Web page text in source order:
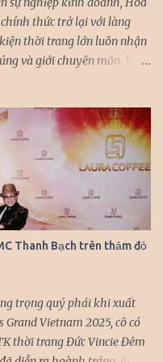
thức trở lại với làng
thời trang lớn luôn nhận
và giới chuyên môn. Với
“chọn mặt gửi vàng”. Mỗi
người xem không thể rời
tượng. Đặc biệt, trong
Gấm Hoa” của nhà thiết
Mai đã một lần nữa khẳng
dàn hoa hậu, á hậu đình
không chỉ là dịp để các
họ giao lưu, kết nối và cùng
tới, Huỳnh Như Mai cho
Thanh Bạch trên thảm đỏ
trọng quý phái khi xuất
Vietnam 2025, cô có
thời trang Đức Vincie Đêm